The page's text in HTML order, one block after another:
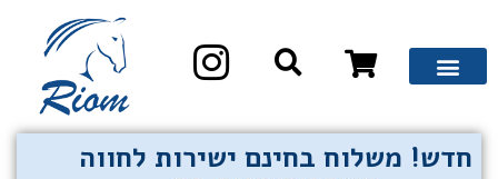
חדש! משלוח בחינם ישירות לחווה